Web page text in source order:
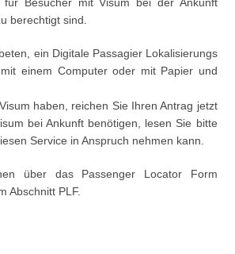
berechtigt sind.
ein Digitale Passagier Lokalisierungs
einem Computer oder mit Papier und
haben, reichen Sie Ihren Antrag jetzt
bei Ankunft benötigen, lesen Sie bitte
Service in Anspruch nehmen kann.
über das Passenger Locator Form
Abschnitt PLF.